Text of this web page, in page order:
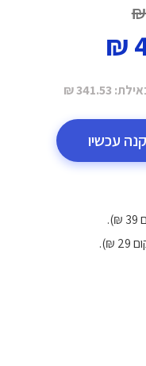
341.53 ₪
קנה עכשיו